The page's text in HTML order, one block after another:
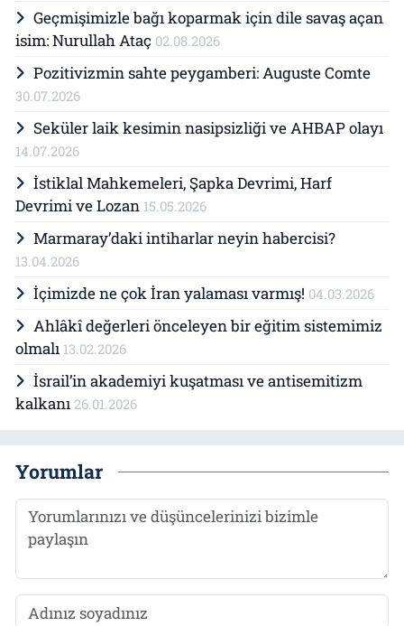
Geçmişimizle bağı koparmak için dile savaş açan
isim: Nurullah Ataç 02.08.2026
Pozitivizmin sahte peygamberi: Auguste Comte
30.07.2026
Seküler laik kesimin nasipsizliği ve AHBAP olayı
14.07.2026
İstiklal Mahkemeleri, Şapka Devrimi, Harf
Devrimi ve Lozan 15.05.2026
Marmaray’daki intiharlar neyin habercisi?
13.04.2026
İçimizde ne çok İran yalaması varmış! 04.03.2026
Ahlâkî değerleri önceleyen bir eğitim sistemimiz
olmalı 13.02.2026
İsrail’in akademiyi kuşatması ve antisemitizm
kalkanı 26.01.2026
Yorumlar